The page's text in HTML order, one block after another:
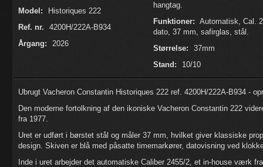
Model:
Historiques 222
Ref. nr.
4200H/222A-B934
Årgang:
2026
hangtag.
Funktioner: Automatisk, Cal.
dato, 37 mm, safirglas, stål.
Størrelse:
37mm
Stand:
10/10
Ubrugt Vacheron Constantin Historiques 222 ref. 4200H/222A-B934 -
Den moderne fortolkning af den ikoniske Vacheron Constantin 222
fra 1977.
Uret er udført i børstet stål og måler 37 mm, hvilket giver klassiske
design. Skiven er blå med påsatte timemarkører, datovisning ved
Inde i uret arbejder det automatiske Caliber 2455/2, et in-house værk